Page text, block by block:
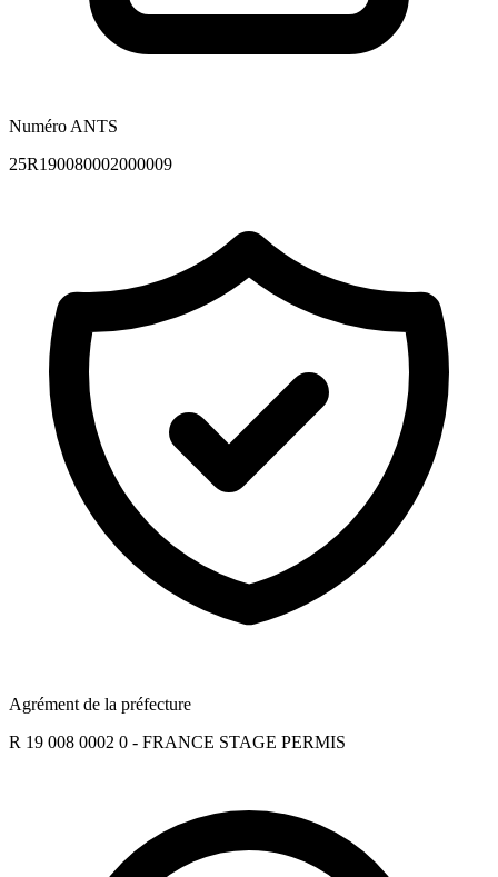
Numéro ANTS
25R190080002000009
Agrément de la préfecture
R 19 008 0002 0 - FRANCE STAGE PERMIS